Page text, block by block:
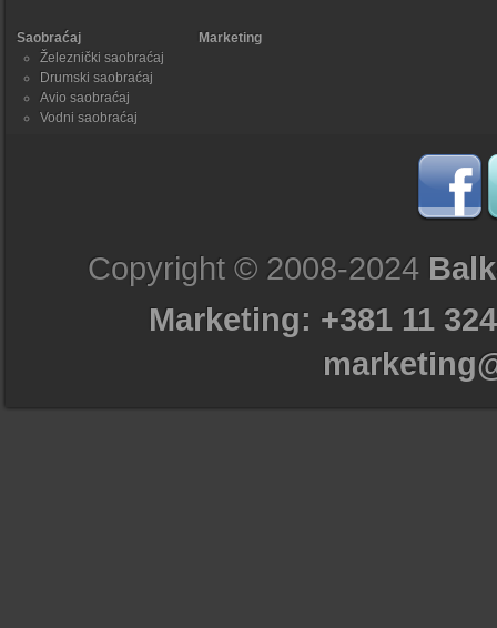
Saobraćaj
Železnički saobraćaj
Drumski saobraćaj
Avio saobraćaj
Vodni saobraćaj
Marketing
Copyright © 2008-2024
Marketing: +381 11